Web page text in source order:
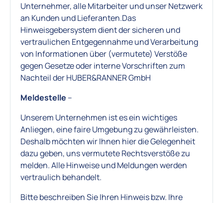
Unternehmer, alle Mitarbeiter und unser Netzwerk
an Kunden und Lieferanten.Das
Hinweisgebersystem dient der sicheren und
vertraulichen Entgegennahme und Verarbeitung
von Informationen über (vermutete) Verstöße
gegen Gesetze oder interne Vorschriften zum
Nachteil der HUBER&RANNER GmbH
Meldestelle –
Unserem Unternehmen ist es ein wichtiges
Anliegen, eine faire Umgebung zu gewährleisten.
Deshalb möchten wir Ihnen hier die Gelegenheit
dazu geben, uns vermutete Rechtsverstöße zu
melden. Alle Hinweise und Meldungen werden
vertraulich behandelt.
Bitte beschreiben Sie Ihren Hinweis bzw. Ihre